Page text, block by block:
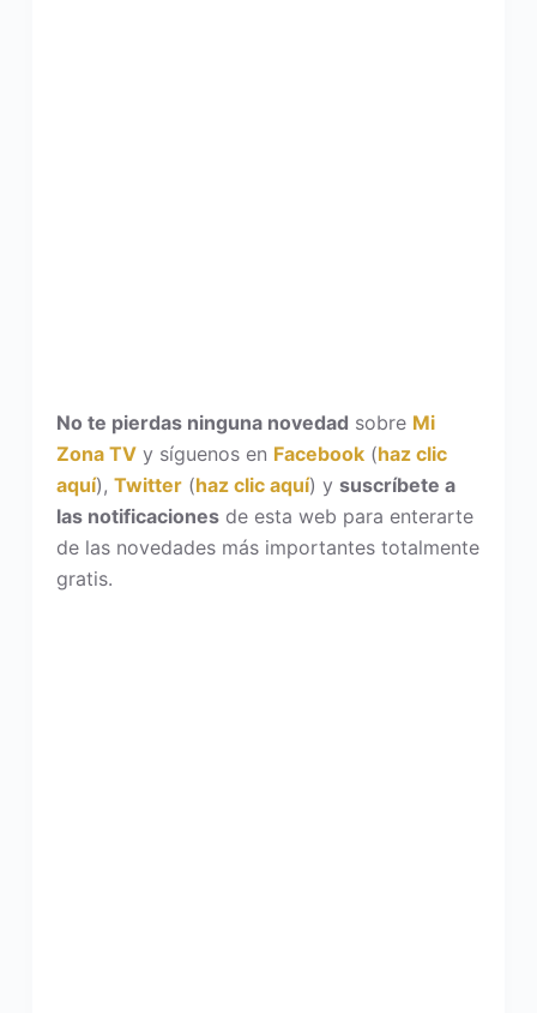
No te pierdas ninguna novedad sobre Mi
Zona TVy síguenos en Facebook(haz clic
aquí), Twitter(haz clic aquí) y suscríbete a
las notificacionesde esta web para enterarte
de las novedades más importantes totalmente
gratis.